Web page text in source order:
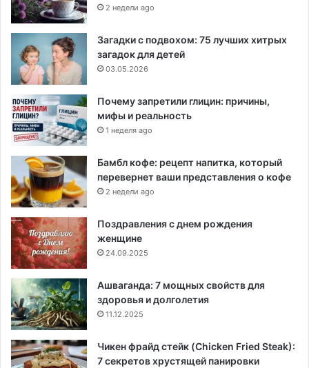
2 недели ago
Загадки с подвохом: 75 лучших хитрых
загадок для детей
03.05.2026
Почему запретили глицин: причины,
мифы и реальность
1 неделя ago
Бамбл кофе: рецепт напитка, который
перевернет ваши представления о кофе
2 недели ago
Поздравления с днем рождения
женщине
24.09.2025
Ашваганда: 7 мощных свойств для
здоровья и долголетия
11.12.2025
Чикен фрайд стейк (Chicken Fried Steak):
7 секретов хрустящей панировки